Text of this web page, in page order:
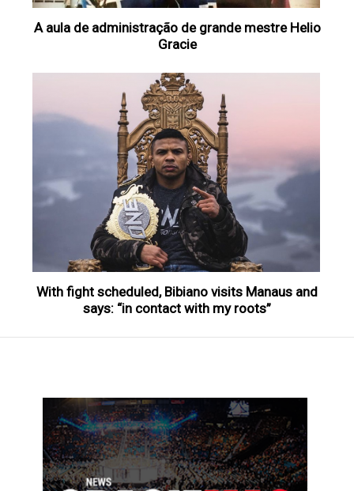
A aula de administração de grande mestre Helio
Gracie
With fight scheduled, Bibiano visits Manaus and
says: “in contact with my roots”